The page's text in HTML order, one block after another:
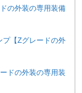
の外装の専用装備
プ【Zグレードの外
ドの外装の専用装